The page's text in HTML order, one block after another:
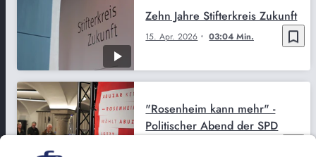
bookmark_border
15. Apr. 2026 03:04 Min.
Zehn Jahre Stifterkreis Zukunft
"Rosenheim kann mehr" -
Politischer Abend der SPD